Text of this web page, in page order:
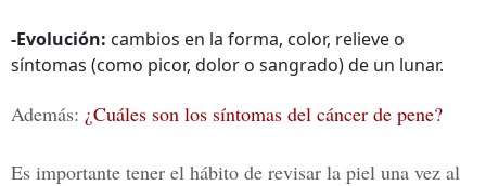
-Evolución: cambios en la forma, color, relieve o
síntomas (como picor, dolor o sangrado) de un lunar.
Además: ¿Cuáles son los síntomas del cáncer de pene?
Es importante tener el hábito de revisar la piel una vez al